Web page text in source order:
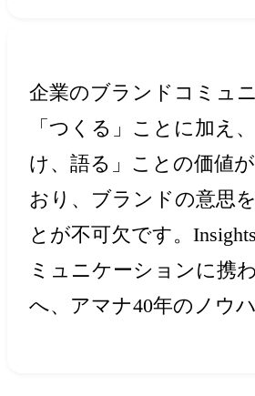
企業のブランドコミュ
「つくる」ことに加え
け、語る」ことの価値
おり、ブランドの意思
とが不可欠です。
ミュニケーションに携
へ、アマナ40年のノウ